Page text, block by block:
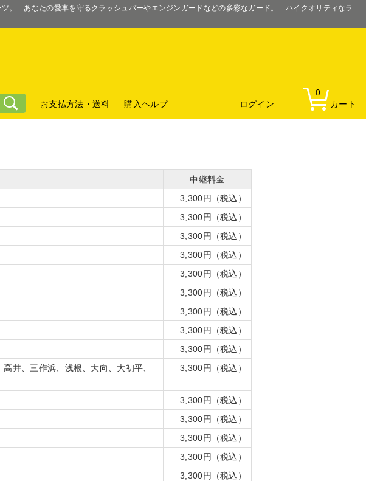
。 あなたの愛車を守るクラッシュバーやエンジンガードなどの多彩なガード。 ハイクオリティなラ
ログイン カート
0
お支払方法・送料
購入ヘルプ
中継料金
3,300円（税込）
3,300円（税込）
3,300円（税込）
3,300円（税込）
3,300円（税込）
3,300円（税込）
3,300円（税込）
3,300円（税込）
3,300円（税込）
井、三作浜、浅根、大向、大初平、
3,300円（税込）
3,300円（税込）
3,300円（税込）
3,300円（税込）
3,300円（税込）
3,300円（税込）